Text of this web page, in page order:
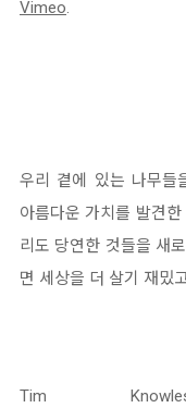
Vimeo.
우리 곁에 있는 나무들
아름다운 가치를 발견
리도 당연한 것들을 새
면 세상을 더 살기 재밌
Tim